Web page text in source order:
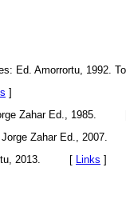
Ed. Amorrortu,
]
Zahar Ed., 1985.
Jorge Zahar Ed.,
2013. [ Links ]